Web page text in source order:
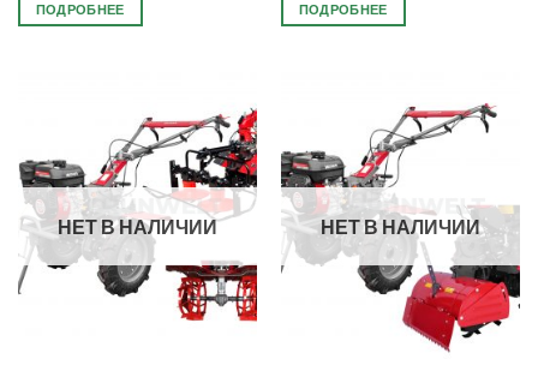
ПОДРОБНЕЕ ПОДРОБНЕЕ
НЕТ В НАЛИЧИИ НЕТ В НАЛИЧИИ